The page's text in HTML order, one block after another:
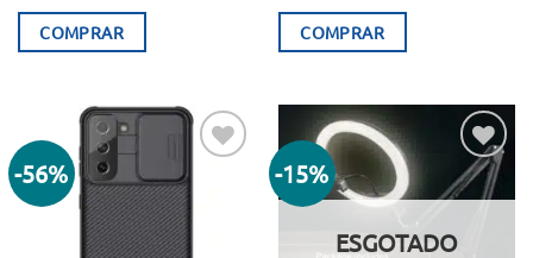
original
era:
COMPRAR COMPRAR
-56%
Adicionar
aos meus
desejos
-15%
Adicionar
aos meus
ESGOTADO